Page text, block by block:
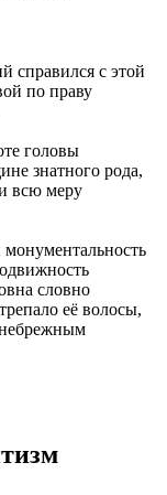
справился с этой
по праву
головы
знатного рода,
всю меру
словно
её волосы,
небрежным